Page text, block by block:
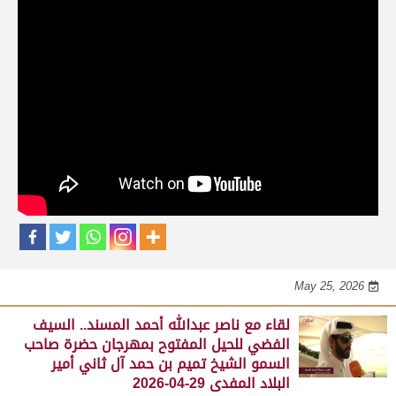
May 25, 2026
لقاء مع جابر بن سالم بن فاران.. مضمر هجن الشحانية الفائز
بالسيف الذهبي للحيل المفتوح بميدان الوثبة 22-05-2026
May 25, 2026
لقاء مع ناصر عبدالله أحمد المسند.. السيف
الفضي للحيل المفتوح بمهرجان حضرة صاحب
السمو الشيخ تميم بن حمد آل ثاني أمير
البلاد المفدى 29-04-2026